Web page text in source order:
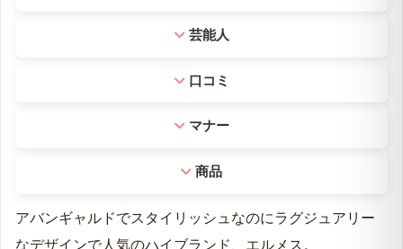
芸能人
口コミ
マナー
商品
アバンギャルドでスタイリッシュなのにラグジュアリー
なデザインで人気のハイブランド、エルメス。